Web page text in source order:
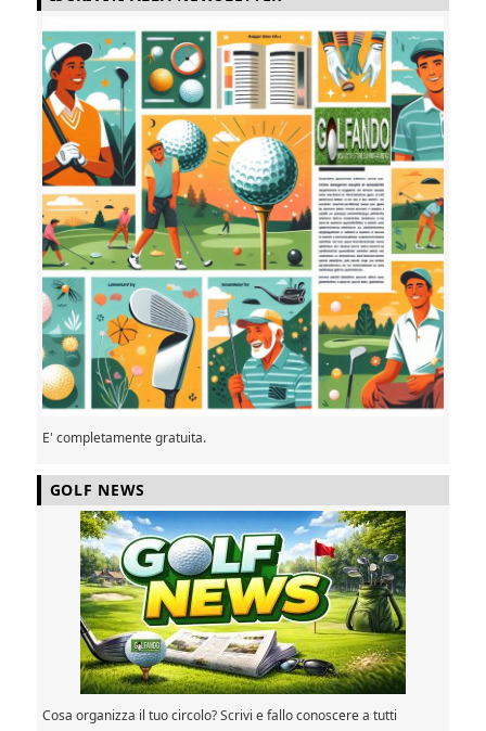
E' completamente gratuita.
GOLF NEWS
Cosa organizza il tuo circolo? Scrivi e fallo conoscere a tutti